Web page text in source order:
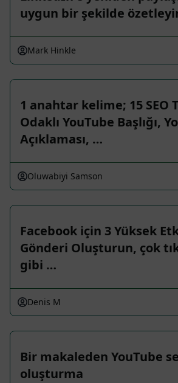
uygun bir şekilde
Mark Hinkle
1 anahtar kelime; 15 SEO
Odaklı YouTube Başlığı,
Açıklaması, …
Oluwabiyi Samson
Facebook için 3 Yüksek
Gönderi Oluşturun, çok
gibi …
Denis M
Bir makaleden YouTube
oluşturma